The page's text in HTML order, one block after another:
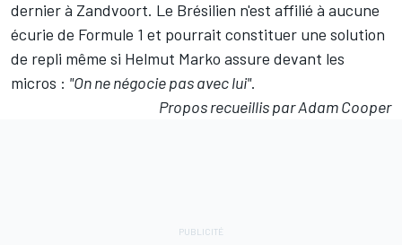
dernier à Zandvoort. Le Brésilien n'est affilié à aucune
écurie de Formule 1 et pourrait constituer une solution
de repli même si Helmut Marko assure devant les
micros : "On ne négocie pas avec lui".
Propos recueillis par Adam Cooper